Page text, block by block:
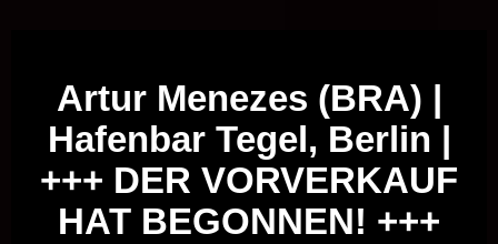
Artur Menezes (BRA) |
Hafenbar Tegel, Berlin |
+++ DER VORVERKAUF
HAT BEGONNEN! +++